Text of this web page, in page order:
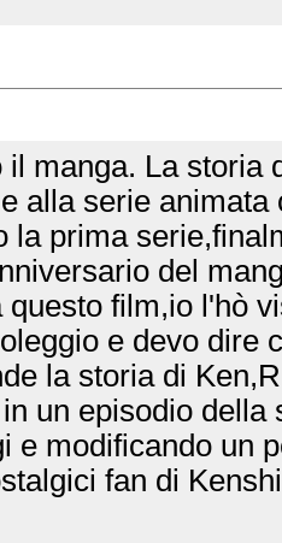
il manga. La storia
alla serie animata
la prima
del
film,io l'hò
e devo dire
la storia di
un episodio della
e modificando un
fan di